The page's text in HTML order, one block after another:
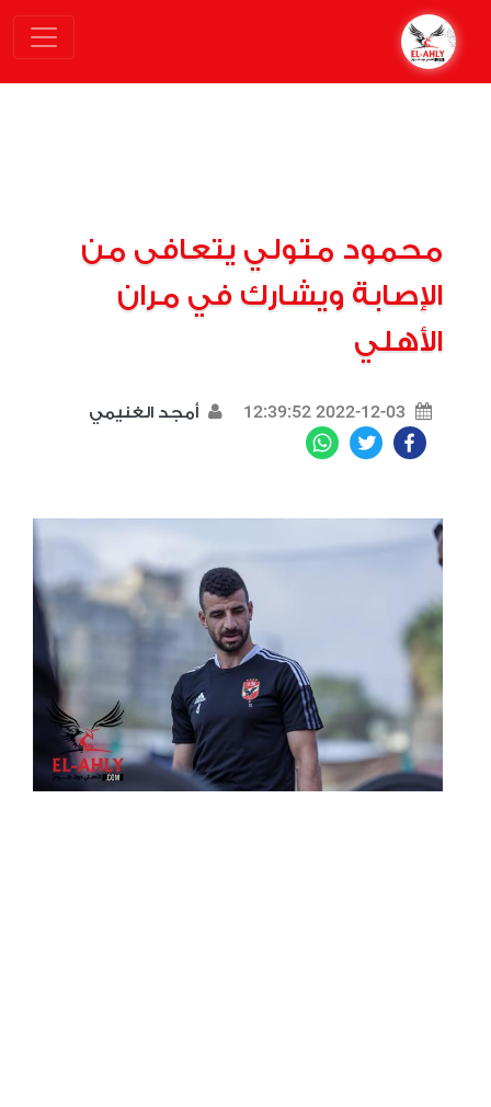
محمود متولي يتعافى من
الإصابة ويشارك في مران
الأهلي
2022-12-03 12:39:52 أمجد الغنيمي
Facebook
Twitter